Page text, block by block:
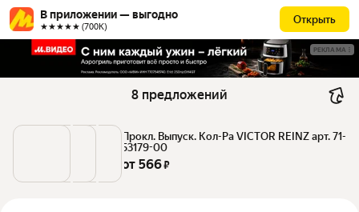
В приложении — выгодно
★★★★★ (700К)
Открыть
РЕКЛАМА
8 предложений
Прокл. Выпуск. Кол-Ра VICTOR REINZ арт. 71-
53179-00
от 566 ₽